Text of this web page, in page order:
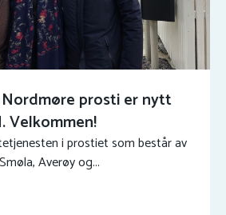
prosti er nytt
Velkommen!
i prostiet som består av
Averøy og...